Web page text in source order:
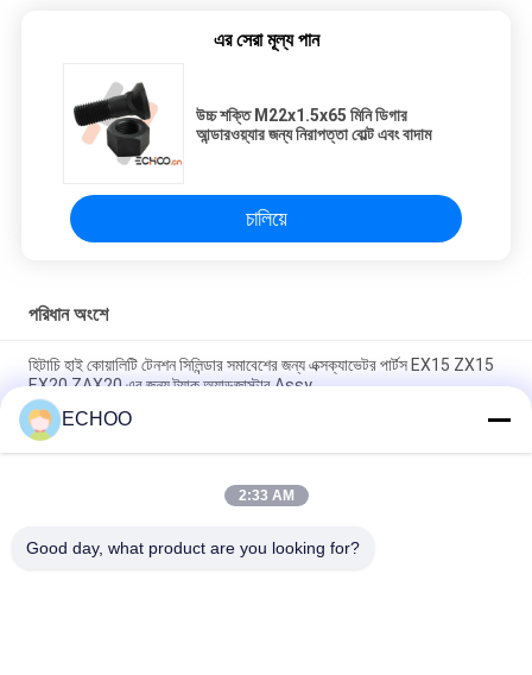
এর সেরা মূল্য পান
উচ্চ শক্তি M22x1.5x65 মিনি ডিগার
আন্ডারওয়্যার জন্য নিরাপত্তা বোল্ট এবং বাদাম
চালিয়ে
পরিধান অংশে
হিটাচি হাই কোয়ালিটি টেনশন সিলিন্ডার সমাবেশের জন্য এক্সক্যাভেটর পার্টস EX15 ZX15
EX20 ZAX20 এর জন্য ট্র্যাক অ্যাডজাস্টার Assy
CAT এক্সকাভেটর বালতি দাঁতের অ্যাডাপ্টারের জন্য বালতি দাঁত 9W1879 - 6Y6335
প্রতিস্থাপন যন্ত্রাংশ উন্নত মানের আনুষাঙ্গিক পাইকারি মূল্য
V43SYL বালতি দাঁত OEM প্রতিস্থাপন যন্ত্রাংশ, খননকারীর জন্য শ্রেষ্ঠ আনুষাঙ্গিক,
ECHOO
2:33 AM
Good day, what product are you looking for?